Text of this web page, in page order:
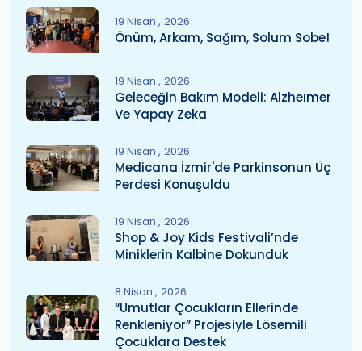
19 Nisan 2026
Önüm, Arkam, Sağım, Solum Sobe!
19 Nisan 2026
Geleceğin Bakım Modeli: Alzheımer
Ve Yapay Zeka
19 Nisan 2026
Medicana İzmir'de Parkinsonun Üç
Perdesi Konuşuldu
19 Nisan 2026
Shop & Joy Kids Festivali’nde
Miniklerin Kalbine Dokunduk
8 Nisan 2026
“Umutlar Çocukların Ellerinde
Renkleniyor” Projesiyle Lösemili
Çocuklara Destek